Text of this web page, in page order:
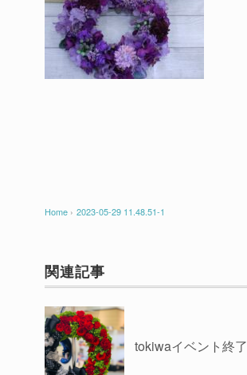
Home › 2023-05-29 11.48.51-1
関連記事
tokiwaイベント終了